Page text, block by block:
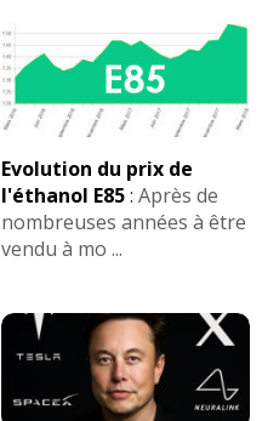
Evolution du prix de
l'éthanol E85: Après de
nombreuses années à être
vendu à mo ...